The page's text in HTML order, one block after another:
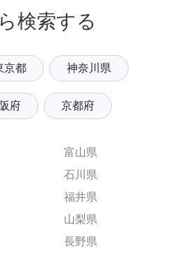
検索する
京都 神奈川県
府 京都府
富山県
石川県
福井県
山梨県
長野県